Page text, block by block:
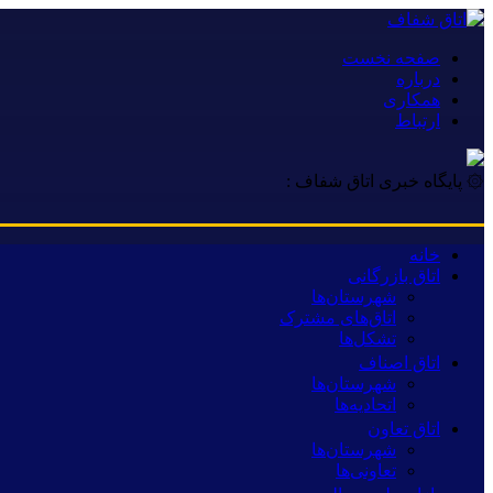
صفحه نخست
درباره
همکاری
ارتباط
۞ پایگاه خبری اتاق شفاف :
خانه
اتاق بازرگانی
شهرستان‌ها
اتاق‌های مشترک
تشکل‌ها
اتاق اصناف
شهرستان‌ها
اتحادیه‌ها
اتاق تعاون
شهرستان‌ها
تعاونی‌ها